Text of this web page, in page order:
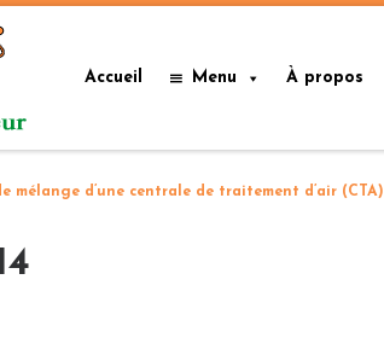
Accueil Menu À propos
mélange d’une centrale de traitement d’air (CTA)
des images